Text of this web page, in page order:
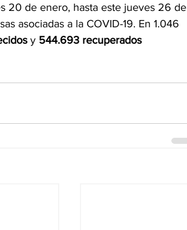
20 de enero, hasta este jueves 26
asociadas a la COVID-19. En 1.046
y 544.693 recuperados